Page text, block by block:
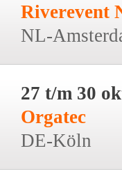
Riverevent
NL-
27 t/m 30
Orgatec
DE-Köln